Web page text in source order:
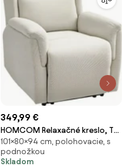
349,99 €
HOMCOM Relaxačné kreslo, TV
kreslo s polohovaním, TV kreslo
s jadrom z taštičkových pružín,
101×80×94 cm, polohovacie, s
podnožkou
Skladom